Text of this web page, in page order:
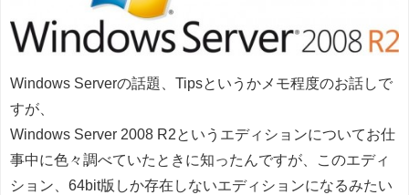
Windows Serverの話題、Tipsというかメモ程度のお話しで
すが、
Windows Server 2008 R2というエディションについてお仕
事中に色々調べていたときに知ったんですが、このエディ
ション、64bit版しか存在しないエディションになるみたい